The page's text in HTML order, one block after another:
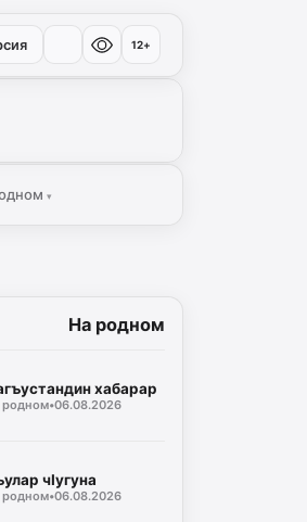
12+
▾
На родном
хабарар
родном•06.08.2026
чIугуна
родном•06.08.2026